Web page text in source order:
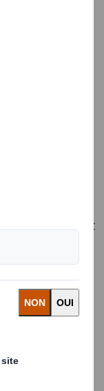
avons mis en
Uni.
DS Smith et
notre
un monde en
et en travaillant
Laithwaite's
adéquates
tonnes
que les
valeur